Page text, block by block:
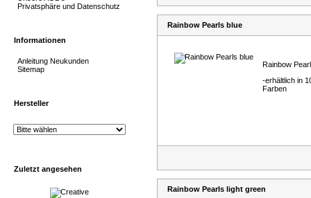
Privatsphäre und Datenschutz
Informationen
Anleitung Neukunden
Sitemap
Hersteller
Zuletzt angesehen
Rainbow Pearls blue
Rainbow
-erhältlich in
Farben
Rainbow Pearls light green